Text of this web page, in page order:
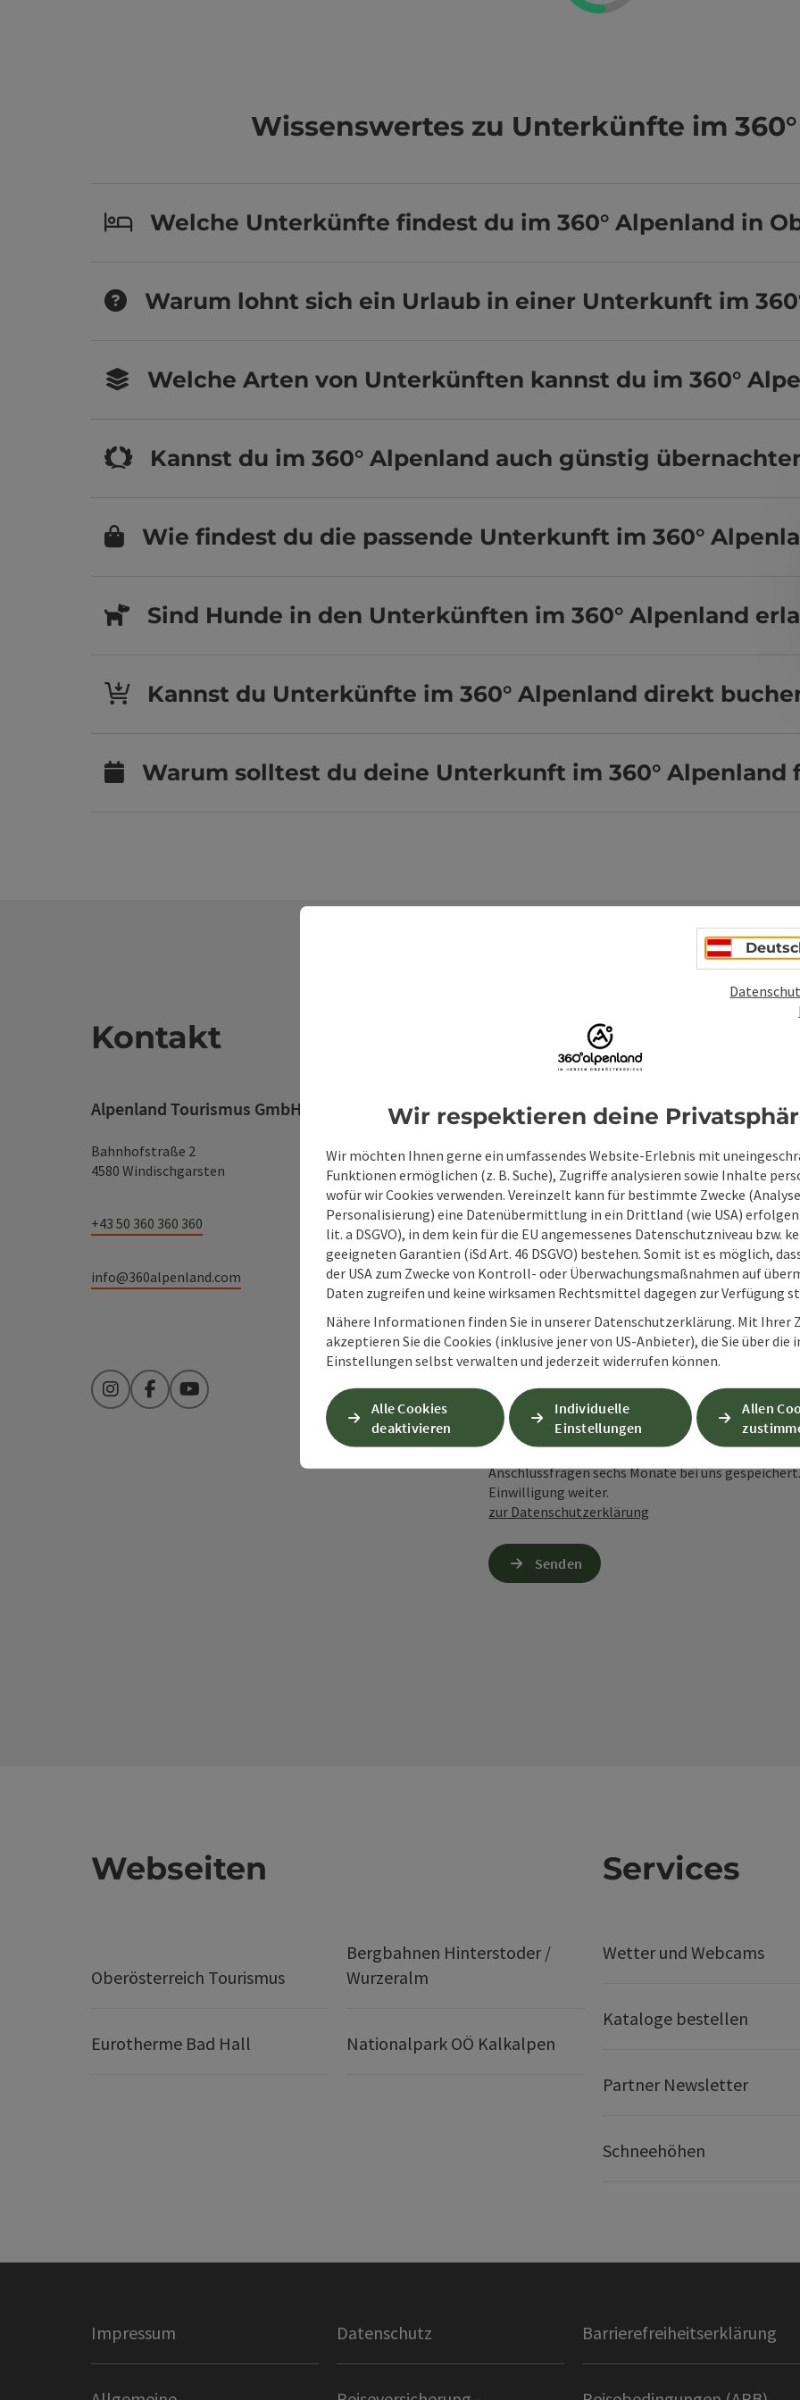
Wissenswertes zu Unterkünfte im
Welche Unterkünfte findest du im 360° Alpenland in
Warum lohnt sich ein Urlaub in einer Unterkunft im
Welche Arten von Unterkünften kannst du im 360°
Kannst du im 360° Alpenland auch günstig
Wie findest du die passende Unterkunft im 360°
Sind Hunde in den Unterkünften im 360° Alpenland
Kannst du Unterkünfte im 360° Alpenland direkt
Warum solltest du deine Unterkunft im 360° Alpenland
Kontakt
Alpenland Tourismus GmbH
Bahnhofstraße 2
4580 Windischgarsten
+43 50 360 360 360
info@360alpenland.com
InstagramFacebookYouTube
Unverbindliche
Felder mit sind Pflichtfelder
Vorname Nachname
Unverbindliche Anfrage *
Zum Schutz vor Spam wird Google
personenbezogene Daten (z. B. die IP-
Absenden des Formulars werden die dafür
ist eine Kontaktaufnahme jederzeit per E-
Wenn Sie per Formular auf der Website oder per
Ihre angegebenen Daten zwecks Bearbeitung der
Anschlussfragen sechs Monate bei uns
Einwilligung weiter.
zur Datenschutzerklärung
Senden
Webseiten
Oberösterreich Tourismus
Bergbahnen Hinterstoder /
Wurzeralm
Eurotherme Bad Hall Nationalpark OÖ Kalkalpen
Services
Wetter und Webcams
Kataloge bestellen
Partner Newsletter
Schneehöhen
Impressum Datenschutz Barrierefreiheitserklärung
Wir respektieren deine
Wir möchten Ihnen gerne ein umfassendes Website-Erlebnis mit
Funktionen ermöglichen (z. B. Suche), Zugriffe analysieren sowie Inhalte
wofür wir Cookies verwenden. Vereinzelt kann für bestimmte Zwecke
Personalisierung) eine Datenübermittlung in ein Drittland (wie USA) erfolgen
lit. a DSGVO), in dem kein für die EU angemessenes Datenschutzniveau bzw.
geeigneten Garantien (iSd Art. 46 DSGVO) bestehen. Somit ist es möglich,
der USA zum Zwecke von Kontroll- oder Überwachungsmaßnahmen auf
Daten zugreifen und keine wirksamen Rechtsmittel dagegen zur Verfügung
Nähere Informationen finden Sie in unserer Datenschutzerklärung. Mit Ihrer
akzeptieren Sie die Cookies (inklusive jener von US-Anbieter), die Sie über die
Einstellungen selbst verwalten und jederzeit widerrufen können.
Alle Cookies
deaktivieren
Individuelle
Einstellungen
Allen